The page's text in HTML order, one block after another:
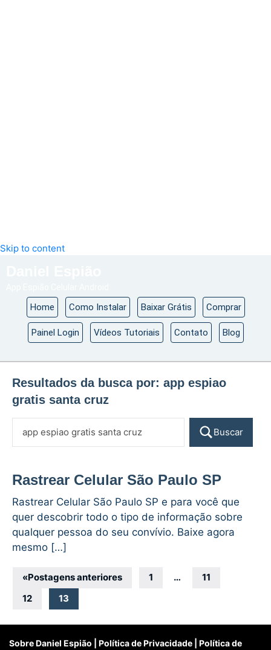
Skip to content
Home Como Instalar Baixar Grátis Comprar
Painel Login Vídeos Tutoriais Contato Blog
Resultados da busca por: app espiao
gratis santa cruz
Buscar
Rastrear Celular São Paulo SP
Rastrear Celular São Paulo SP e para você que
quer descobrir todo o tipo de informação sobre
qualquer pessoa do seu convívio. Baixe agora
mesmo […]
Navegação
por
posts
«Postagens anteriores 1 …
11
12
13
Sobre Daniel Espião Política de Privacidade
Política de